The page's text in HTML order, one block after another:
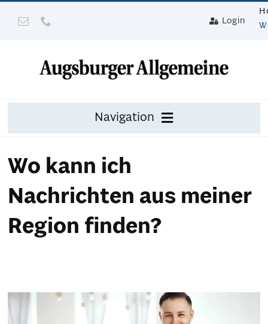
Inhalt
Login
Navigation
Mit Gerät
Unternehmens-Paket
Wo kann ich
Nachrichten aus meiner
Region finden?